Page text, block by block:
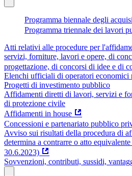
Programma biennale degli
Programma triennale dei lavori
Atti relativi alle procedure per
servizi, forniture, lavori e opere, di
progettazione, di concorsi di idee e di
Elenchi ufficiali di operatori economici
Progetti di investimento pubblico
Affidamenti diretti di lavori, servizi e
di protezione civile
Affidamenti in house
Concessioni e partenariato pubblico
Avviso sui risultati della procedura di
determina a contrarre o atto
30.6.2023)
Sovvenzioni, contributi, sussidi,